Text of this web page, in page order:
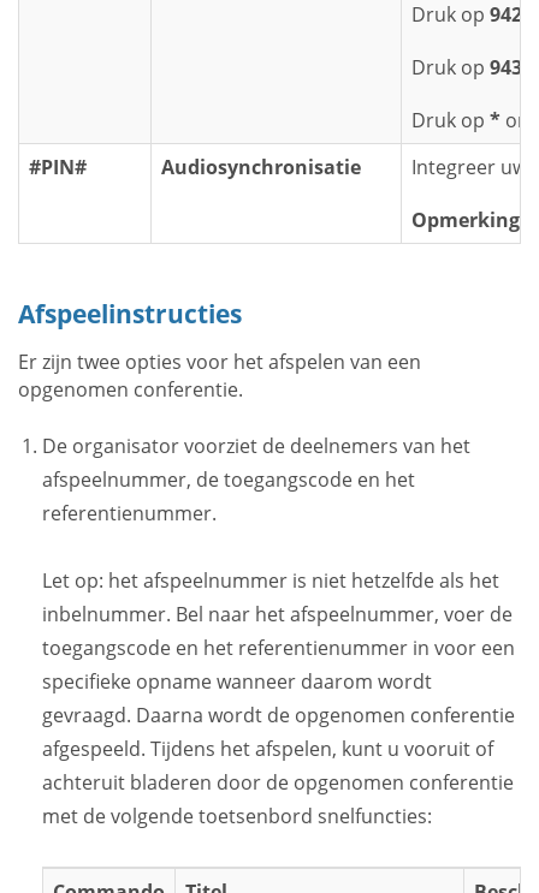
Druk op 942
Druk op 943
Druk op *
#PIN#
Audiosynchronisatie
Integreer uw
Opmerking:
Afspeelinstructies
Er zijn twee opties voor het afspelen van een
opgenomen conferentie.
De organisator voorziet de deelnemers van het
afspeelnummer, de toegangscode en het
referentienummer.
Let op: het afspeelnummer is niet hetzelfde als het
inbelnummer. Bel naar het afspeelnummer, voer de
toegangscode en het referentienummer in voor een
specifieke opname wanneer daarom wordt
gevraagd. Daarna wordt de opgenomen conferentie
afgespeeld. Tijdens het afspelen, kunt u vooruit of
achteruit bladeren door de opgenomen conferentie
met de volgende toetsenbord snelfuncties: